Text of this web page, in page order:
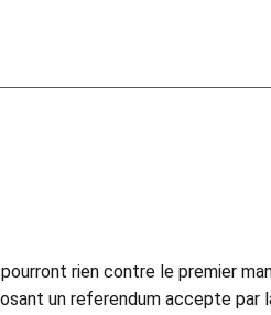
rien contre le premier
un referendum accepte par